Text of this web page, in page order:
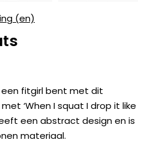
(en)
fitgirl bent met dit
‘When I squat I drop it like
een abstract design en is
materiaal.